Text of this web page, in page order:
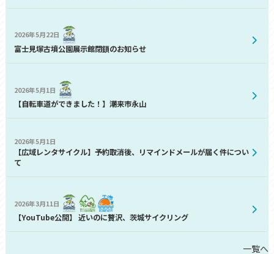
2026年5月22日
富士見塚古墳公園展示館閉鎖のお知らせ
2026年5月1日
【自転車道ができました！】潮来市永山
2026年5月1日
【広域レンタサイクル】予約取消後、リマインドメールが届く件につい
て
2026年3月11日
【YouTube公開】 近いのに贅沢、茨城サイクリング
一覧へ